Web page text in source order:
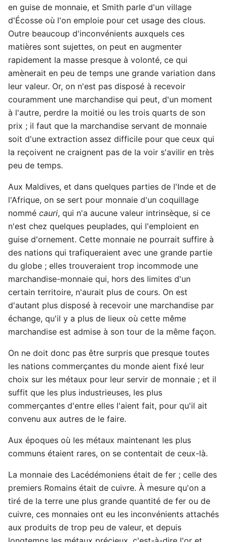
en guise de monnaie, et Smith parle d'un village
d'Écosse où l'on emploie pour cet usage des clous.
Outre beaucoup d'inconvénients auxquels ces
matières sont sujettes, on peut en augmenter
rapidement la masse presque à volonté, ce qui
amènerait en peu de temps une grande variation dans
leur valeur. Or, on n'est pas disposé à recevoir
couramment une marchandise qui peut, d'un moment
à l'autre, perdre la moitié ou les trois quarts de son
prix ; il faut que la marchandise servant de monnaie
soit d'une extraction assez difficile pour que ceux qui
la reçoivent ne craignent pas de la voir s'avilir en très
peu de temps.
Aux Maldives, et dans quelques parties de l'Inde et de
l'Afrique, on se sert pour monnaie d'un coquillage
nommé cauri, qui n'a aucune valeur intrinsèque, si ce
n'est chez quelques peuplades, qui l'emploient en
guise d'ornement. Cette monnaie ne pourrait suffire à
des nations qui trafiqueraient avec une grande partie
du globe ; elles trouveraient trop incommode une
marchandise-monnaie qui, hors des limites d'un
certain territoire, n'aurait plus de cours. On est
d'autant plus disposé à recevoir une marchandise par
échange, qu'il y a plus de lieux où cette même
marchandise est admise à son tour de la même façon.
On ne doit donc pas être surpris que presque toutes
les nations commerçantes du monde aient fixé leur
choix sur les métaux pour leur servir de monnaie ; et il
suffit que les plus industrieuses, les plus
commerçantes d'entre elles l'aient fait, pour qu'il ait
convenu aux autres de le faire.
Aux époques où les métaux maintenant les plus
communs étaient rares, on se contentait de ceux-là.
La monnaie des Lacédémoniens était de fer ; celle des
premiers Romains était de cuivre. À mesure qu'on a
tiré de la terre une plus grande quantité de fer ou de
cuivre, ces monnaies ont eu les inconvénients attachés
aux produits de trop peu de valeur, et depuis